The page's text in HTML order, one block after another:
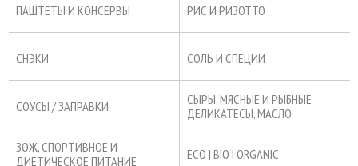
ПАШТЕТЫ И КОНСЕРВЫ РИС И РИЗОТТО
СНЭКИ СОЛЬ И СПЕЦИИ
СОУСЫ / ЗАПРАВКИ
СЫРЫ, МЯСНЫЕ И РЫБНЫЕ
ДЕЛИКАТЕСЫ, МАСЛО
ЗОЖ, СПОРТИВНОЕ И
ДИЕТИЧЕСКОЕ ПИТАНИЕ
ECO | BIO I ORGANIC